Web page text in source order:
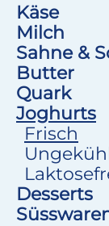
Käse
Milch
Sahne &
Butter
Quark
Joghurts
Frisch
Desserts